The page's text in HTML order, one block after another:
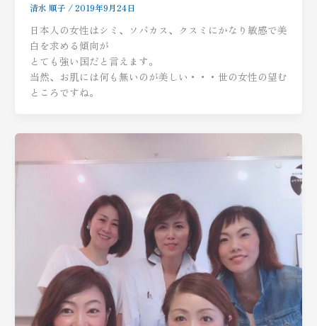
清水 順子 /2019年9月24日
日本人の女性はシミ、ソバカス、クスミにかなり敏感で美
白を求める傾向が
とても強い国だと言えます。
当然、お肌には何も無いのが美しい・・・世の女性の望む
ところですね。